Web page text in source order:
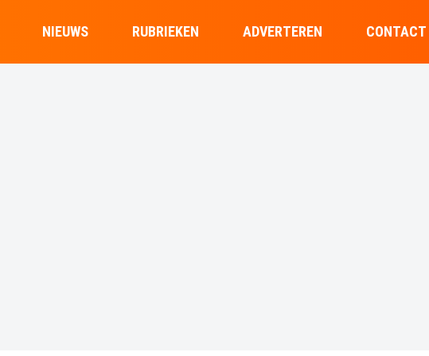
NIEUWS RUBRIEKEN ADVERTEREN CONTACT